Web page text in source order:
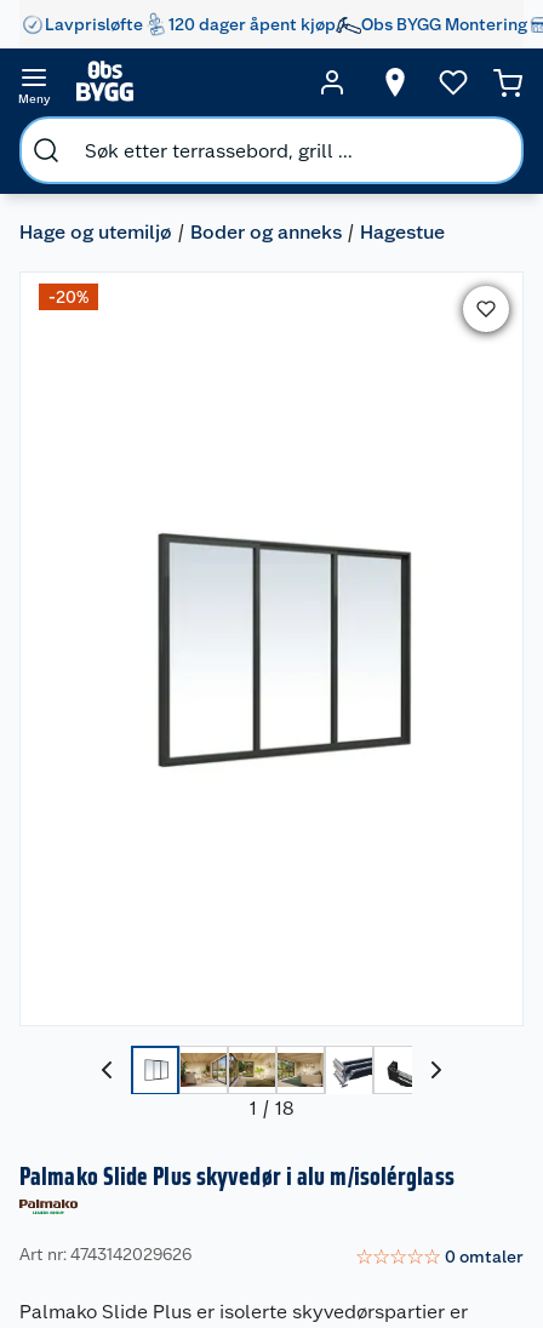
Lavprisløfte 120 dager åpent kjøp Obs BYGG Montering
Meny
Hage og utemiljø Boder og anneks Hagestue
1 / 18
-20%
Palmako Slide Plus skyvedør i alu m/isolérglass
Art nr: 4743142029626 ☆☆☆☆☆ 0omtaler
Palmako Slide Plus er isolerte skyvedørspartier er